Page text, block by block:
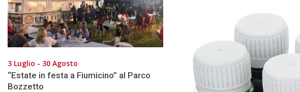
3 Luglio - 30 Agosto
“Estate in festa a Fiumicino” al Parco
Bozzetto